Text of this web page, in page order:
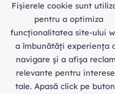
An
Fișierele cookie sunt
pentru a optimiza
funcţionalitatea site-ului
a îmbunătăţi experienţa
navigare şi a afişa
relevante pentru
tale. Apasă click pe